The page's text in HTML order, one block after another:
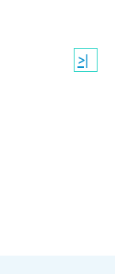
>|